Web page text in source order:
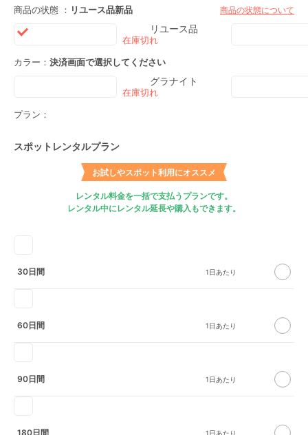
商品の状態 ： リユース品新品 商品の状態について
リユース品
カラー： 決済画面で選択してください
グラナイト
プラン：
スポットレンタルプラン
お試しやスポット利用にオススメ
レンタル料金を一括で支払うプランです。
レンタル中にレンタル延長や購入もできます。
30日間
60日間
90日間
180日間